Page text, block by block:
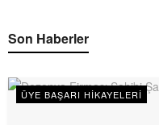
Son Haberler
ÜYE BAŞARI HIKAYELERI